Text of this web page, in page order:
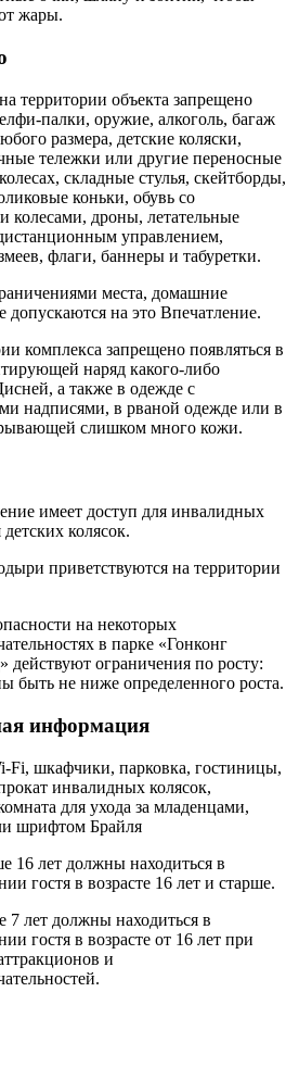
жары.
территории объекта запрещено
палки, оружие, алкоголь, багаж
размера, детские коляски,
тележки или другие переносные
складные стулья, скейтборды,
коньки, обувь со
колесами, дроны, летательные
управлением,
флаги, баннеры и табуретки.
места, домашние
допускаются на это Впечатление.
комплекса запрещено появляться в
наряд какого-либо
а также в одежде с
надписями, в рваной одежде или в
слишком много кожи.
имеет доступ для инвалидных
колясок.
приветствуются на территории
на некоторых
в парке «Гонконг
действуют ограничения по росту:
быть не ниже определенного роста.
информация
Fi, шкафчики, парковка, гостиницы,
инвалидных колясок,
для ухода за младенцами,
шрифтом Брайля
16 лет должны находиться в
гостя в возрасте 16 лет и старше.
7 лет должны находиться в
гостя в возрасте от 16 лет при
и